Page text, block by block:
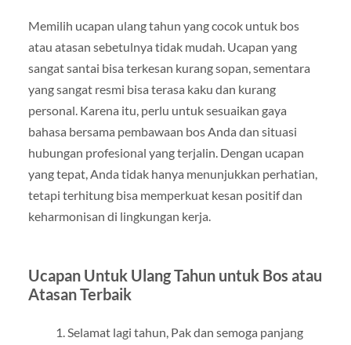
Memilih ucapan ulang tahun yang cocok untuk bos
atau atasan sebetulnya tidak mudah. Ucapan yang
sangat santai bisa terkesan kurang sopan, sementara
yang sangat resmi bisa terasa kaku dan kurang
personal. Karena itu, perlu untuk sesuaikan gaya
bahasa bersama pembawaan bos Anda dan situasi
hubungan profesional yang terjalin. Dengan ucapan
yang tepat, Anda tidak hanya menunjukkan perhatian,
tetapi terhitung bisa memperkuat kesan positif dan
keharmonisan di lingkungan kerja.
Ucapan Untuk Ulang Tahun untuk Bos atau
Atasan Terbaik
Selamat lagi tahun, Pak dan semoga panjang